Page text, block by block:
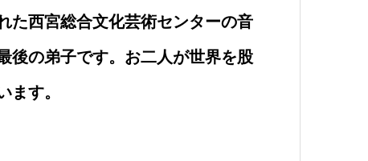
た西宮総合文化芸術センターの音
後の弟子です。お二人が世界を股
す。